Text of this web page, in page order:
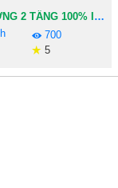
KỆ ÚP CHÉN TREO TƯỜNG 2 TẦNG 100% INOX
700
5